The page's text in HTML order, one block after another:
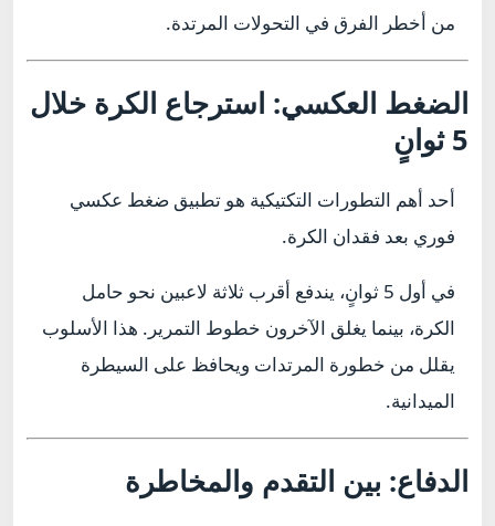
من أخطر الفرق في التحولات المرتدة.
الضغط العكسي: استرجاع الكرة خلال
5 ثوانٍ
أحد أهم التطورات التكتيكية هو تطبيق ضغط عكسي
فوري بعد فقدان الكرة.
في أول 5 ثوانٍ، يندفع أقرب ثلاثة لاعبين نحو حامل
الكرة، بينما يغلق الآخرون خطوط التمرير. هذا الأسلوب
يقلل من خطورة المرتدات ويحافظ على السيطرة
الميدانية.
الدفاع: بين التقدم والمخاطرة